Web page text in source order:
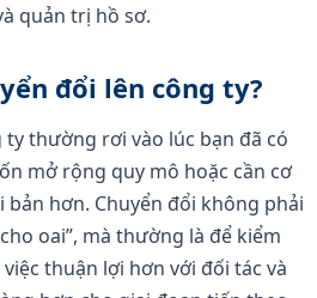
quản trị hồ sơ.
đổi lên công ty?
thường rơi vào lúc bạn đã có
mở rộng quy mô hoặc cần cơ
hơn. Chuyển đổi không phải
oai”, mà thường là để kiểm
thuận lợi hơn với đối tác và